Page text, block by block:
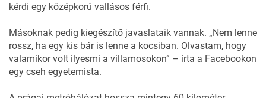
kérdi egy középkorú vallásos férfi.
Másoknak pedig kiegészítő javaslataik vannak. „Nem lenne
rossz, ha egy kis bár is lenne a kocsiban. Olvastam, hogy
valamikor volt ilyesmi a villamosokon” – írta a Facebookon
egy cseh egyetemista.